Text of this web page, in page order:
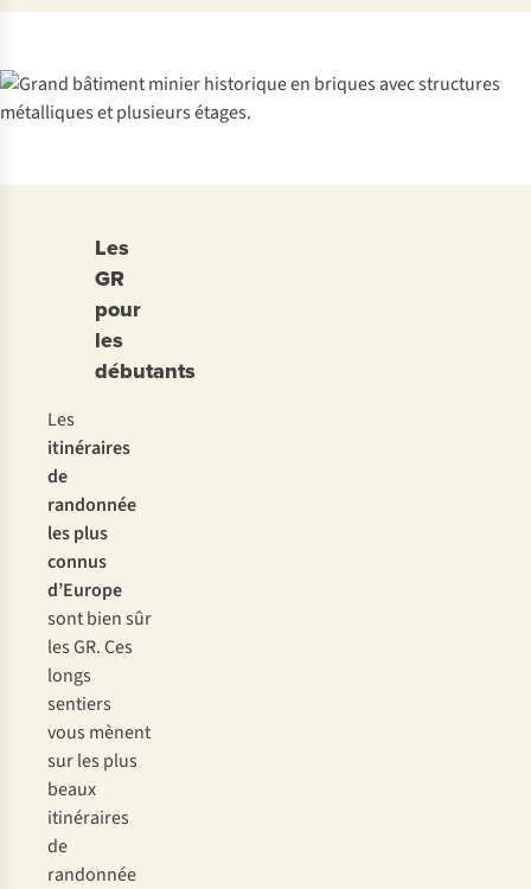
Les
GR
pour
les
débutants
Les
itinéraires
de
randonnée
les plus
connus
d’Europe
sont bien sûr
les GR. Ces
longs
sentiers
vous mènent
sur les plus
beaux
itinéraires
de
randonnée